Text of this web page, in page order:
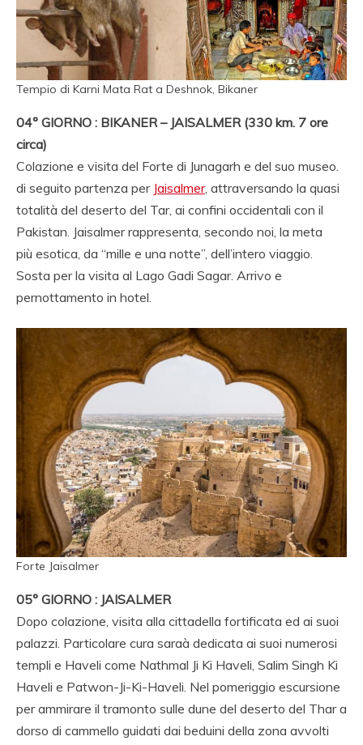
Tempio di Karni Mata Rat a Deshnok, Bikaner
04° GIORNO : BIKANER – JAISALMER (330 km. 7 ore
circa)
Colazione e visita del Forte di Junagarh e del suo museo.
di seguito partenza per Jaisalmer, attraversando la quasi
totalità del deserto del Tar, ai confini occidentali con il
Pakistan. Jaisalmer rappresenta, secondo noi, la meta
più esotica, da “mille e una notte”, dell’intero viaggio.
Sosta per la visita al Lago Gadi Sagar. Arrivo e
pernottamento in hotel.
Forte Jaisalmer
05° GIORNO : JAISALMER
Dopo colazione, visita alla cittadella fortificata ed ai suoi
palazzi. Particolare cura saraà dedicata ai suoi numerosi
templi e Haveli come Nathmal Ji Ki Haveli, Salim Singh Ki
Haveli e Patwon-Ji-Ki-Haveli. Nel pomeriggio escursione
per ammirare il tramonto sulle dune del deserto del Thar a
dorso di cammello guidati dai beduini della zona avvolti